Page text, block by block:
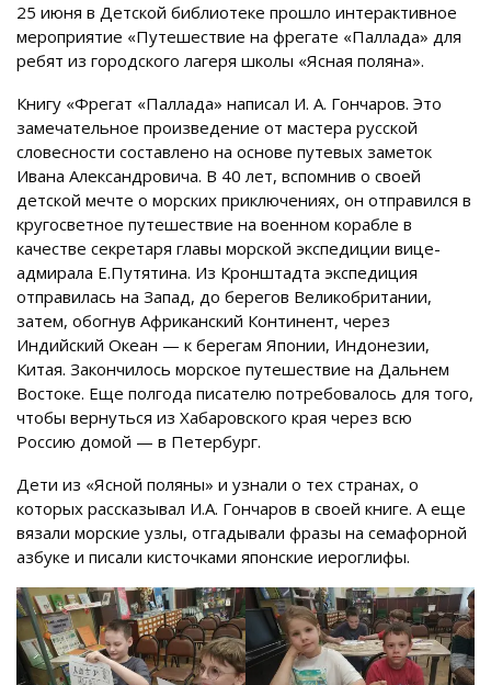
25 июня в Детской библиотеке прошло интерактивное
мероприятие «Путешествие на фрегате «Паллада» для
ребят из городского лагеря школы «Ясная поляна».
Книгу «Фрегат «Паллада» написал И. А. Гончаров. Это
замечательное произведение от мастера русской
словесности составлено на основе путевых заметок
Ивана Александровича. В 40 лет, вспомнив о своей
детской мечте о морских приключениях, он отправился в
кругосветное путешествие на военном корабле в
качестве секретаря главы морской экспедиции вице-
адмирала Е.Путятина. Из Кронштадта экспедиция
отправилась на Запад, до берегов Великобритании,
затем, обогнув Африканский Континент, через
Индийский Океан — к берегам Японии, Индонезии,
Китая. Закончилось морское путешествие на Дальнем
Востоке. Еще полгода писателю потребовалось для того,
чтобы вернуться из Хабаровского края через всю
Россию домой — в Петербург.
Дети из «Ясной поляны» и узнали о тех странах, о
которых рассказывал И.А. Гончаров в своей книге. А еще
вязали морские узлы, отгадывали фразы на семафорной
азбуке и писали кисточками японские иероглифы.